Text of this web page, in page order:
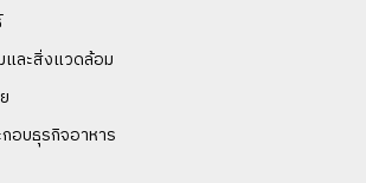
ละสิ่งแวดล้อม
อบธุรกิจอาหาร